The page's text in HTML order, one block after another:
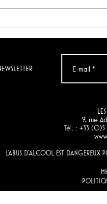
9, rue
Tél. : +33
L'ABUS D'ALCOOL EST DANGEREUX